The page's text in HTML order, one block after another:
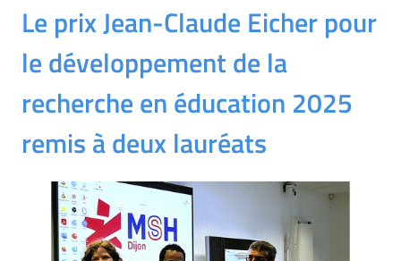
Le prix Jean-Claude Eicher pour
le développement de la
recherche en éducation 2025
remis à deux lauréats